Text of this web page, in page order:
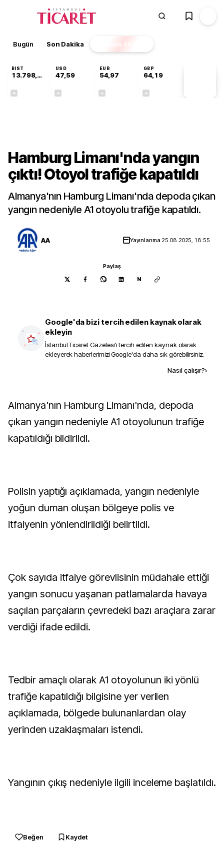
Bugün Son Dakika Finans EKSTRA
BIST
13.798,82
USD
47,59
EUR
54,97
GBP
64,19
Hamburg Limanı'nda yangın
çıktı! Otoyol trafiğe kapatıldı
Almanya'nın Hamburg Limanı'nda depoda çıkan
yangın nedeniyle A1 otoyolu trafiğe kapatıldı.
AA Yayınlanma 25.08.2025, 18:55
Paylaş
N
Google'da bizi tercih edilen kaynak olarak
ekleyin
İstanbul Ticaret Gazetesi'i tercih edilen kaynak olarak
ekleyerek haberlerimizi Google'da daha sık görebilirsiniz.
Nasıl çalışır?›
Almanya'nın Hamburg Limanı'nda, depoda
çıkan yangın nedeniyle A1 otoyolunun trafiğe
kapatıldığı bildirildi.
Polisin yaptığı açıklamada, yangın nedeniyle
yoğun duman oluşan bölgeye polis ve
itfaiyenin yönlendirildiği belirtildi.
Çok sayıda itfaiye görevlisinin müdahale ettiği
yangın sonucu yaşanan patlamalarda havaya
saçılan parçaların çevredeki bazı araçlara zarar
verdiği ifade edildi.
Tedbir amaçlı olarak A1 otoyolunun iki yönlü
trafiğe kapatıldığı bilgisine yer verilen
açıklamada, bölgede bulunanlardan olay
yerinden uzaklaşmaları istendi.
Yangının çıkış nedeniyle ilgili inceleme başlatıldı.
Beğen Kaydet